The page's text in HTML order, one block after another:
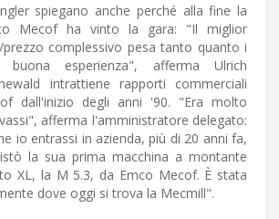
spiegano anche perché alla fine la
Mecof ha vinto la gara: "Il miglior
complessivo pesa tanto quanto i
esperienza", afferma Ulrich
intrattiene rapporti commerciali
dall'inizio degli anni '90. "Era molto
afferma l'amministratore delegato:
io entrassi in azienda, più di 20 anni fa,
la sua prima macchina a montante
XL, la M 5.3, da Emco Mecof. È stata
dove oggi si trova la Mecmill".